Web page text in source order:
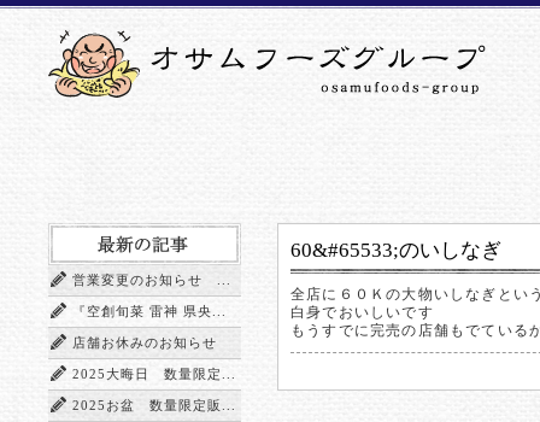
営業変更のお知らせ ...
『空創旬菜 雷神 県央...
店舗お休みのお知らせ
2025大晦日 数量限定...
2025お盆 数量限定販...
60&#65533;のいしなぎ
全店に６０Ｋの大物いしなぎとい
白身でおいしいです
もうすでに完売の店舗もでている